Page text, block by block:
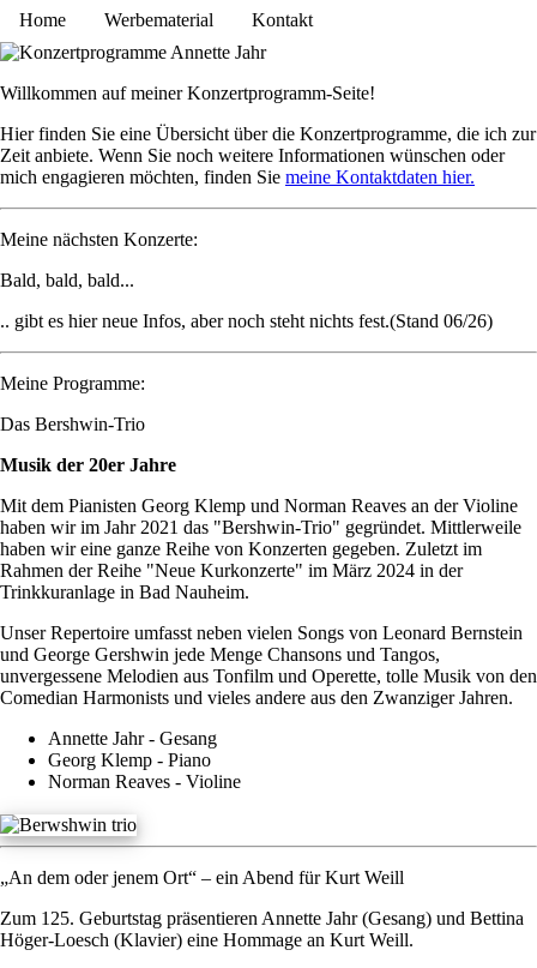
Home Werbematerial Kontakt
Willkommen auf meiner Konzertprogramm-Seite!
Hier finden Sie eine Übersicht über die Konzertprogramme, die ich zur
Zeit anbiete. Wenn Sie noch weitere Informationen wünschen oder
mich engagieren möchten, finden Sie meine Kontaktdaten hier.
Meine nächsten Konzerte:
Bald, bald, bald...
.. gibt es hier neue Infos, aber noch steht nichts fest.(Stand 06/26)
Meine Programme:
Das Bershwin-Trio
Musik der 20er Jahre
Mit dem Pianisten Georg Klemp und Norman Reaves an der Violine
haben wir im Jahr 2021 das "Bershwin-Trio" gegründet. Mittlerweile
haben wir eine ganze Reihe von Konzerten gegeben. Zuletzt im
Rahmen der Reihe "Neue Kurkonzerte" im März 2024 in der
Trinkkuranlage in Bad Nauheim.
Unser Repertoire umfasst neben vielen Songs von Leonard Bernstein
und George Gershwin jede Menge Chansons und Tangos,
unvergessene Melodien aus Tonfilm und Operette, tolle Musik von den
Comedian Harmonists und vieles andere aus den Zwanziger Jahren.
Annette Jahr - Gesang
Georg Klemp - Piano
Norman Reaves - Violine
„An dem oder jenem Ort“ – ein Abend für Kurt Weill
Zum 125. Geburtstag präsentieren Annette Jahr (Gesang) und Bettina
Höger-Loesch (Klavier) eine Hommage an Kurt Weill.